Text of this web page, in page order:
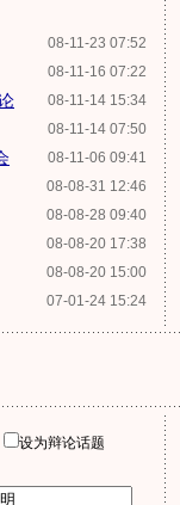
08-11-23 07:52
08-11-16 07:22
08-11-14 15:34
08-11-14 07:50
08-11-06 09:41
08-08-31 12:46
08-08-28 09:40
08-08-20 17:38
08-08-20 15:00
07-01-24 15:24
设为辩论话题